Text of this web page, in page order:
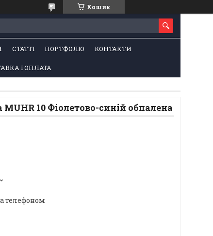
Кошик
СТАТТІ ПОРТФОЛІО КОНТАКТИ
І ОПЛАТА
10 Фіолетово-синій обпалена
телефоном